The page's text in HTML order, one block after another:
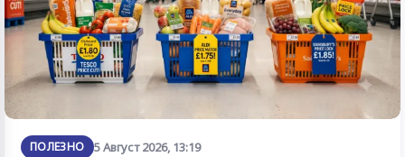
ПОЛЕЗНО 5 Август 2026, 13:19